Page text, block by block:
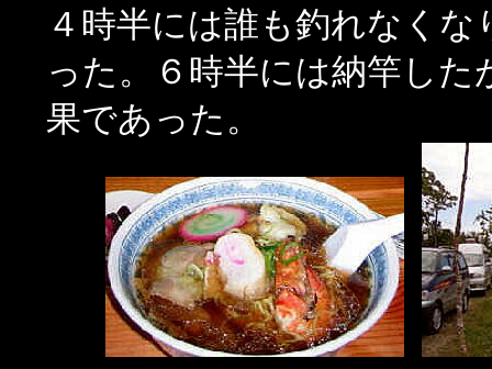
４時半には誰も釣れなく
った。６時半には納竿し
果であった。